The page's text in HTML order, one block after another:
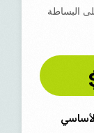
البساطة